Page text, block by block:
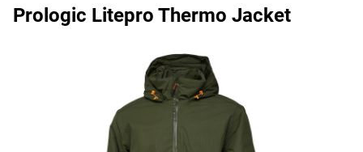
Prologic Litepro Thermo Jacket